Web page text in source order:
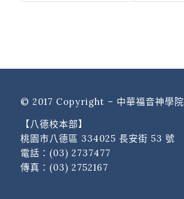
© 2017 Copyright – 中華福音神學院
【八德校本部】
桃園市八德區 334025 長安街 53 號
電話： (03) 2737477
傳真：(03) 2752167